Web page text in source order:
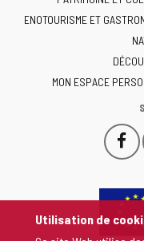
Utilisation de
y
-
ENOTOURISME ET
MON ESPACE
Este
una